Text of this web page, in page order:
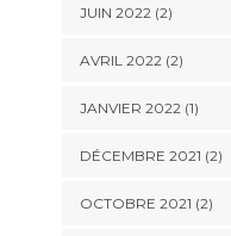
JUIN 2022(2)
AVRIL 2022(2)
JANVIER 2022(1)
DÉCEMBRE 2021 (2)
OCTOBRE 2021 (2)